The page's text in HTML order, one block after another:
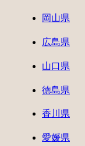
岡山県
広島県
山口県
徳島県
香川県
愛媛県